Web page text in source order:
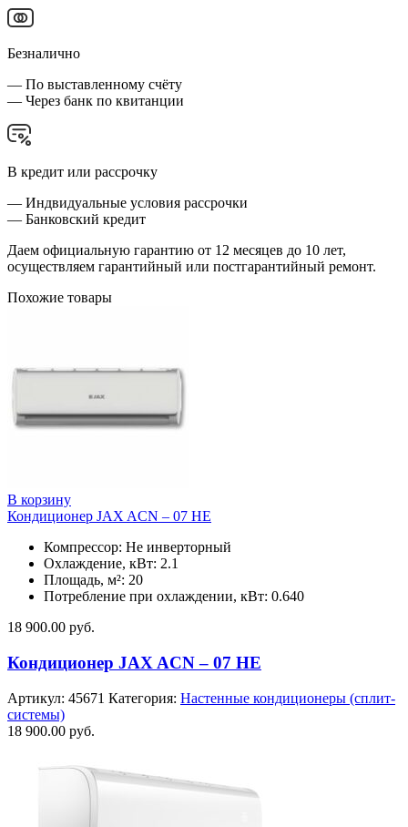
Безналично
— По выставленному счёту
— Через банк по квитанции
В кредит или рассрочку
— Индвидуальные условия рассрочки
— Банковский кредит
Даем официальную гарантию от 12 месяцев до 10 лет,
осуществляем гарантийный или постгарантийный ремонт.
Похожие товары
В корзину
Кондиционер JAX ACN – 07 HE
Компрессор: Не инверторный
Охлаждение, кВт: 2.1
Площадь, м²: 20
Потребление при охлаждении, кВт: 0.640
18 900.00 руб.
Кондиционер JAX ACN – 07 HE
Артикул: 45671 Категория: Настенные кондиционеры (сплит-
системы)
18 900.00 руб.